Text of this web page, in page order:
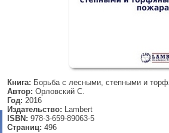
Книга: Борьба с лесными, степными и
Автор: Орловский С.
Год: 2016
Издательство: Lambert
ISBN: 978-3-659-89063-5
Страниц: 496
▼